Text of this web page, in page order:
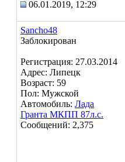
06.01.2019, 12:29
Sancho48
Заблокирован
Регистрация: 27.03.2014
Адрес: Липецк
Возраст: 59
Пол: Мужской
Автомобиль: Лада
Гранта МКПП 87л.с.
Сообщений: 2,375